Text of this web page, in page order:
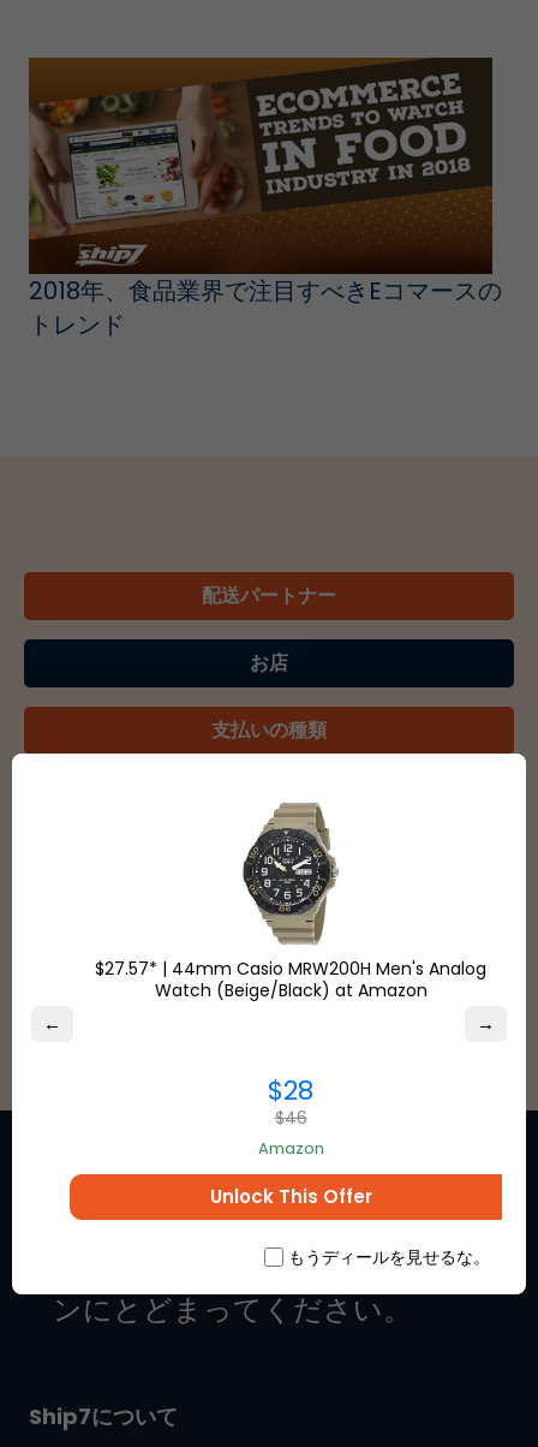
2018年、食品業界で注目すべきEコマースの
トレンド
配送パートナー
お店
支払いの種類
すべて見る
お気に入りのブランドからの特
別割引の機会についてオンライ
ンにとどまってください。
Ship7について
← →
$27.57* | 44mm Casio MRW200H Men's Analog
Watch (Beige/Black) at Amazon
$28
$46
Amazon
Unlock This Offer
もうディールを見せるな。